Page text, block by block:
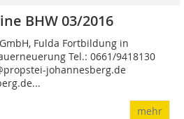
BHW 03/2016
Fulda Fortbildung in
Tel.: 0661/9418130
johannesberg.de
mehr